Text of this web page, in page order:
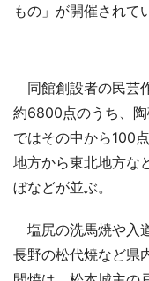
もの」が開催されて
同館創設者の民芸
約6800点のうち、
ではその中から100
地方から東北地方な
ぼなどが並ぶ。
塩尻の洗馬焼や入
長野の松代焼など県